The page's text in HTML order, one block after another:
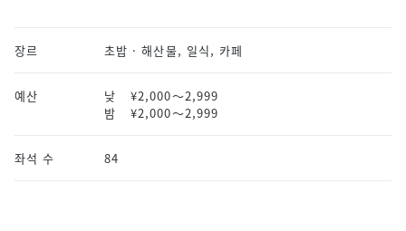
장르 초밥 · 해산물, 일식, 카페
예산 낮
¥2,000〜2,999
밤
¥2,000〜2,999
좌석 수 84